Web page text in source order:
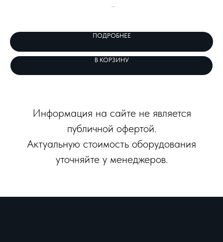
обслуживании, стабильная работа с минимальным снижением мощности.
ПОДРОБНЕЕ
В КОРЗИНУ
Информация на сайте не является
публичной офертой.
Актуальную стоимость оборудования
уточняйте у менеджеров.